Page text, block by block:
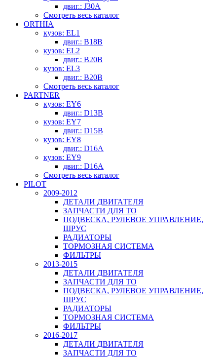
двиг.: J30A
Смотреть весь каталог
ORTHIA
кузов: EL1
двиг.: B18B
кузов: EL2
двиг.: B20B
кузов: EL3
двиг.: B20B
Смотреть весь каталог
PARTNER
кузов: EY6
двиг.: D13B
кузов: EY7
двиг.: D15B
кузов: EY8
двиг.: D16A
кузов: EY9
двиг.: D16A
Смотреть весь каталог
PILOT
2009-2012
ДЕТАЛИ ДВИГАТЕЛЯ
ЗАПЧАСТИ ДЛЯ ТО
ПОДВЕСКА, РУЛЕВОЕ УПРАВЛЕНИЕ,
ШРУС
РАДИАТОРЫ
ТОРМОЗНАЯ СИСТЕМА
ФИЛЬТРЫ
2013-2015
ДЕТАЛИ ДВИГАТЕЛЯ
ЗАПЧАСТИ ДЛЯ ТО
ПОДВЕСКА, РУЛЕВОЕ УПРАВЛЕНИЕ,
ШРУС
РАДИАТОРЫ
ТОРМОЗНАЯ СИСТЕМА
ФИЛЬТРЫ
2016-2017
ДЕТАЛИ ДВИГАТЕЛЯ
ЗАПЧАСТИ ДЛЯ ТО